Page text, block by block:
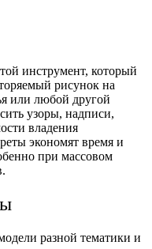
инструмент, который
рисунок на
или любой другой
узоры, надписи,
владения
экономят время и
при массовом
разной тематики и